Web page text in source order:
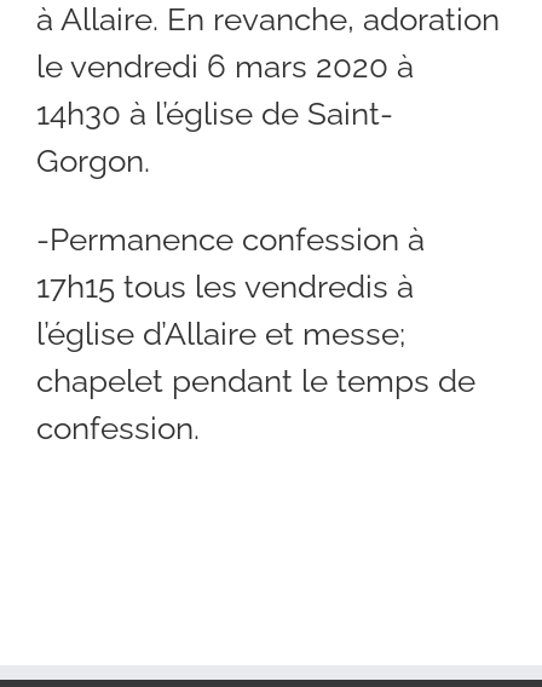
à Allaire. En revanche, adoration
le vendredi 6 mars 2020 à
14h30 à l’église de Saint-
Gorgon.
-Permanence confession à
17h15 tous les vendredis à
l’église d’Allaire et messe;
chapelet pendant le temps de
confession.